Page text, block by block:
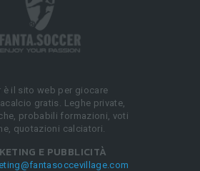
è il sito web per giocare
gratis. Leghe private,
probabili formazioni, voti
quotazioni calciatori.
E PUBBLICITÀ